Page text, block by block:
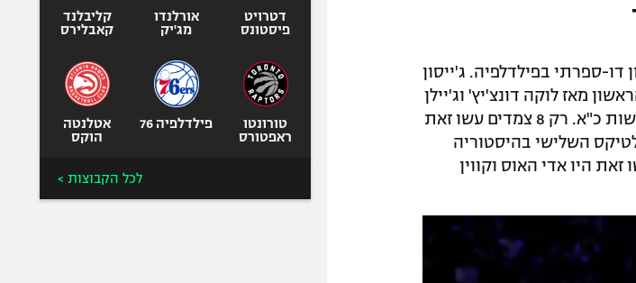
ספרתי בפילדלפיה. ג'ייסון
פריצ'ארד (32 נק') הם הצמד הראשון מאז לוקה דונצ'יץ' וג'יילן
ברונסון ב-2022 שרשמו בפלייאוף משחק עם 30+ נק' כ"א עם 5+ שלשות כ"א. רק 8 צמדים עשו זאת
השלישי בהיסטוריה
האחרונים שעשו זאת היו אדי האוס וקווין
דטרויט
פיסטונס
אורלנדו
מג'יק
קליבלנד
קאבלירס
טורונטו
ראפטורס
פילדלפיה 76
אטלנטה
הוקס
לכל הקבוצות >